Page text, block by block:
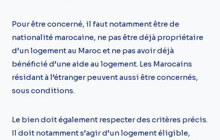
Pour être concerné, il faut notamment être de
nationalité marocaine, ne pas être déjà propriétaire
d’un logement au Maroc et ne pas avoir déjà
bénéficié d’une aide au logement. Les Marocains
résidant à l’étranger peuvent aussi être concernés,
sous conditions.
Le bien doit également respecter des critères précis.
Il doit notamment s’agir d’un logement éligible,